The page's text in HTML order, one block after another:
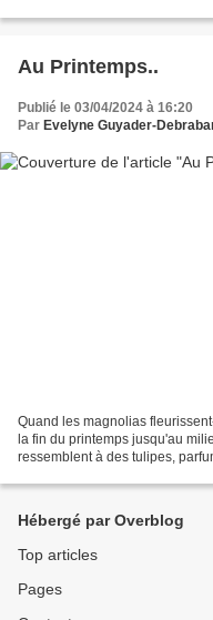
Au Printemps..
Publié le 03/04/2024 à 16:20
Par Evelyne Guyader-
Quand les magnolias
la fin du printemps jusqu'au
ressemblent à des tulipes,
Hébergé par Overblog
Top articles
Pages